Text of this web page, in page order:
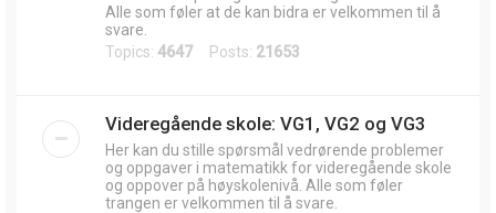
Alle som føler at de kan bidra er velkommen til å
svare.
Topics: 4647Posts: 21653
Videregående skole: VG1, VG2 og VG3
Her kan du stille spørsmål vedrørende problemer
og oppgaver i matematikk for videregående skole
og oppover på høyskolenivå. Alle som føler
trangen er velkommen til å svare.